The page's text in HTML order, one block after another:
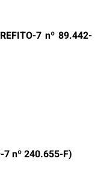
7 nº 89.442-
7 nº 240.655-F)